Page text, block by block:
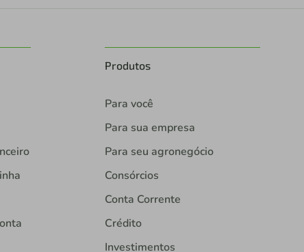
Produtos
Para você
Para sua empresa
Para seu agronegócio
Consórcios
Conta Corrente
Crédito
Investimentos